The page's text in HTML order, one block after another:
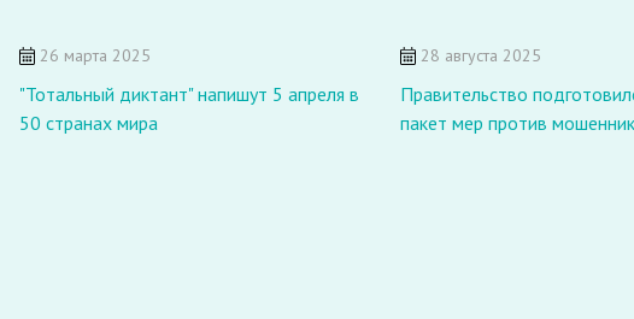
26 марта 2025
"Тотальный диктант" напишут 5 апреля в
50 странах мира
28 августа 2025
Правительство
пакет мер против